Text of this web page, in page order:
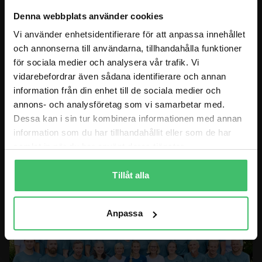
Denna webbplats använder cookies
Vi använder enhetsidentifierare för att anpassa innehållet
och annonserna till användarna, tillhandahålla funktioner
för sociala medier och analysera vår trafik. Vi
vidarebefordrar även sådana identifierare och annan
information från din enhet till de sociala medier och
annons- och analysföretag som vi samarbetar med.
Dessa kan i sin tur kombinera informationen med annan
information som du har tillhandahållit eller som de har
Tillåt alla
Anpassa
BUTIK
MITT KONTO
KONTAKT
BESÖKSADRESS BUTIK
Göteborg: Lindholmsallén 26C, 41756 Göteborg